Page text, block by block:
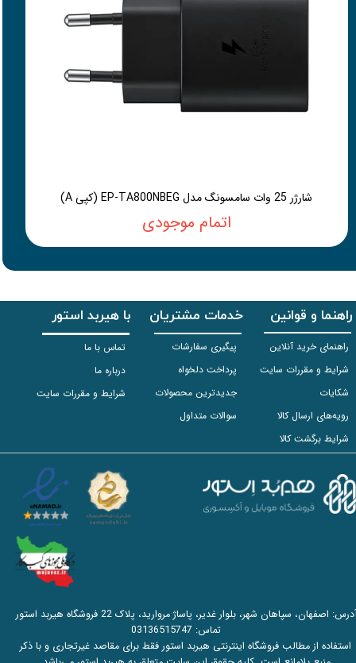
شارژر 25 وات سامسونگ مدل EP-TA800NBEG (کپی A)
اتمام موجودی
راهنما و قوانین
راهنمای خرید آنلاین
شرایط و مقررات سایت
شکایات
رویه‌های ارسال کالا
شرایط برگشت کالا
خدمات مشتریان
پیگیری سفارشات
پرداخت دلخواه
جدیدترین محصولات
سوالات متداول
با هیربد استور
تماس با ما
درباره ما
شرایط و مقررات سایت
آدرس: اصفهان، سپاهان شهر، بلوار غدیر، پاساژ مروارید، پلاک 22 فروشگاه هیربد استور
تماس: 03136515747
استفاده از مطالب فروشگاه اینترنتی هیربد استور فقط برای مقاصد غیرتجاری و با ذکر